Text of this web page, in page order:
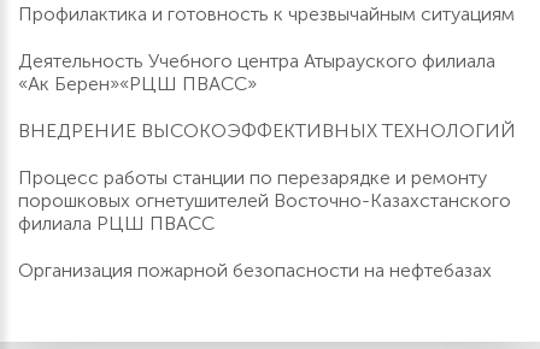
Профилактика и готовность к чрезвычайным ситуациям
Деятельность Учебного центра Атырауского филиала
«Ак Берен»«РЦШ ПВАСС»
ВНЕДРЕНИЕ ВЫСОКОЭФФЕКТИВНЫХ ТЕХНОЛОГИЙ
Процесс работы станции по перезарядке и ремонту
порошковых огнетушителей Восточно-Казахстанского
филиала РЦШ ПВАСС
Организация пожарной безопасности на нефтебазах